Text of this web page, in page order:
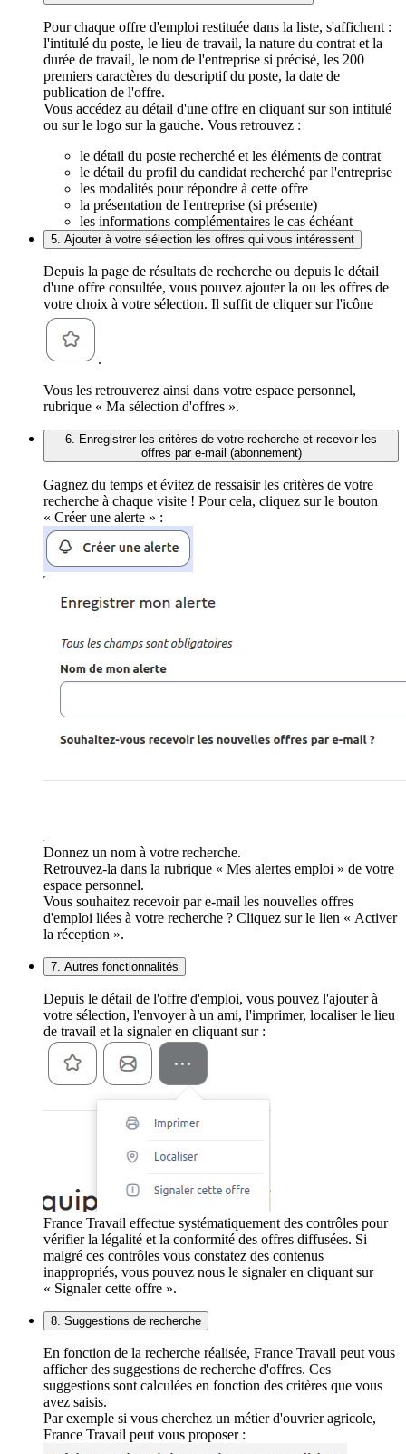
Pour chaque offre d'emploi restituée dans la liste, s'affichent :
l'intitulé du poste, le lieu de travail, la nature du contrat et la
durée de travail, le nom de l'entreprise si précisé, les 200
premiers caractères du descriptif du poste, la date de
publication de l'offre.
Vous accédez au détail d'une offre en cliquant sur son intitulé
ou sur le logo sur la gauche. Vous retrouvez :
le détail du poste recherché et les éléments de contrat
le détail du profil du candidat recherché par l'entreprise
les modalités pour répondre à cette offre
la présentation de l'entreprise (si présente)
les informations complémentaires le cas échéant
5. Ajouter à votre sélection les offres qui vous intéressent
Depuis la page de résultats de recherche ou depuis le détail
d'une offre consultée, vous pouvez ajouter la ou les offres de
votre choix à votre sélection. Il suffit de cliquer sur l'icône
.
Vous les retrouverez ainsi dans votre espace personnel,
rubrique « Ma sélection d'offres ».
6. Enregistrer les critères de votre recherche et recevoir les
offres par e-mail (abonnement)
Gagnez du temps et évitez de ressaisir les critères de votre
recherche à chaque visite ! Pour cela, cliquez sur le bouton
« Créer une alerte » :
Donnez un nom à votre recherche.
Retrouvez-la dans la rubrique « Mes alertes emploi » de votre
espace personnel.
Vous souhaitez recevoir par e-mail les nouvelles offres
d'emploi liées à votre recherche ? Cliquez sur le lien « Activer
la réception ».
7. Autres fonctionnalités
Depuis le détail de l'offre d'emploi, vous pouvez l'ajouter à
votre sélection, l'envoyer à un ami, l'imprimer, localiser le lieu
de travail et la signaler en cliquant sur :
France Travail effectue systématiquement des contrôles pour
vérifier la légalité et la conformité des offres diffusées. Si
malgré ces contrôles vous constatez des contenus
inappropriés, vous pouvez nous le signaler en cliquant sur
« Signaler cette offre ».
8. Suggestions de recherche
En fonction de la recherche réalisée, France Travail peut vous
afficher des suggestions de recherche d'offres. Ces
suggestions sont calculées en fonction des critères que vous
avez saisis.
Par exemple si vous cherchez un métier d'ouvrier agricole,
France Travail peut vous proposer :